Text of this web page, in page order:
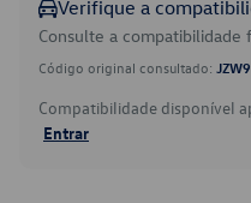
Verifique a
Consulte a compatibilidade
Código original consultado:
Compatibilidade disponível
Entrar